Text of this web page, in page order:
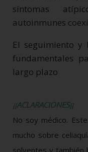
síntomas
autoinmunes
El seguimiento y
fundamentales
largo plazo
¡¡ACLARACIONES¡¡
No soy médico.
mucho sobre
solventes y también